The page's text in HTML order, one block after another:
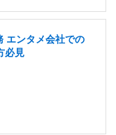
エンタメ会社での
必見